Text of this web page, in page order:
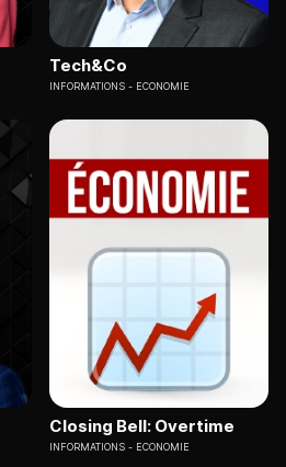
Tech&Co
INFORMATIONS ECONOMIE
Closing Bell: Overtime
INFORMATIONS ECONOMIE